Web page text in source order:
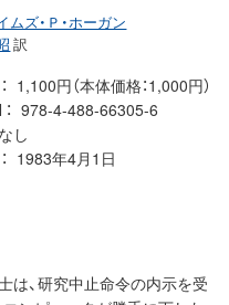
ムズ・Ｐ・ホーガン
訳
1,100円（本体価格：1,000円）
978-4-488-66305-6
し
1983年4月1日
は、研究中止命令の内示を受